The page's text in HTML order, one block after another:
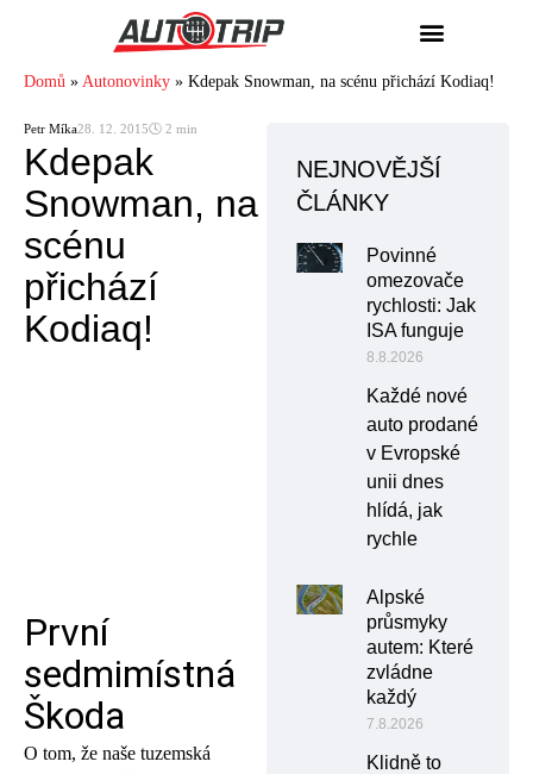
Domů » Autonovinky » Kdepak Snowman, na scénu přichází Kodiaq!
Petr Míka28. 12. 2015🕓 2 min
Kdepak
Snowman, na
scénu
přichází
Kodiaq!
První
sedmimístná
Škoda
O tom, že naše tuzemská
NEJNOVĚJŠÍ
ČLÁNKY
Povinné
omezovače
rychlosti: Jak
ISA funguje
8.8.2026
Každé nové
auto prodané
v Evropské
unii dnes
hlídá, jak
rychle
Alpské
průsmyky
autem: Které
zvládne
každý
7.8.2026
Klidně to